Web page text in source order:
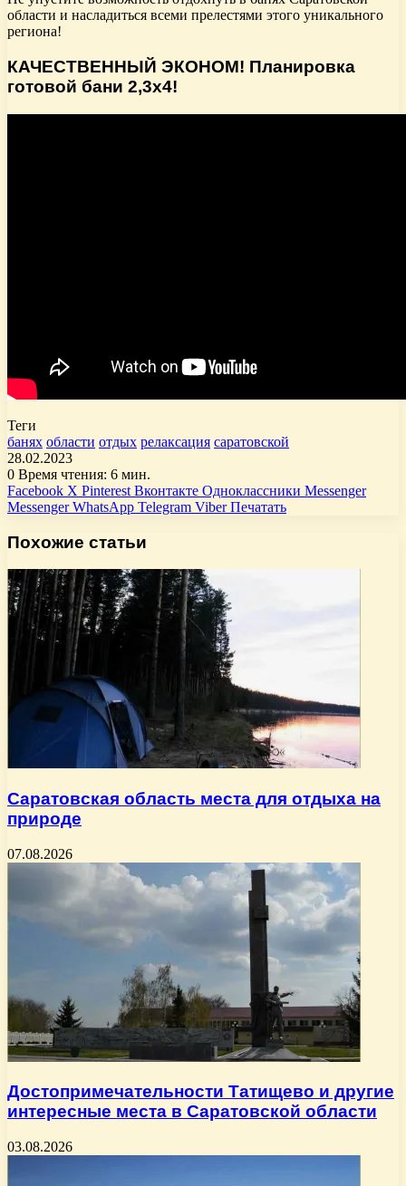
области и насладиться всеми прелестями этого уникального
региона!
КАЧЕСТВЕННЫЙ ЭКОНОМ! Планировка
готовой бани 2,3х4!
Теги
банях области отдых релаксация саратовской
28.02.2023
0 Время чтения: 6 мин.
Facebook X Pinterest Вконтакте Одноклассники Messenger
Messenger WhatsApp Telegram Viber Печатать
Похожие статьи
Саратовская область места для отдыха на
природе
07.08.2026
Достопримечательности Татищево и другие
интересные места в Саратовской области
03.08.2026